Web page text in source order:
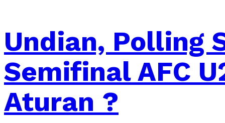
Undian, Polling
Semifinal AFC
Aturan ?